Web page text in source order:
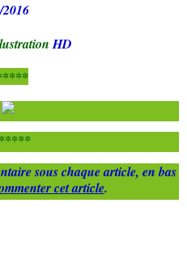
HD
sous chaque article, en bas
cet article.